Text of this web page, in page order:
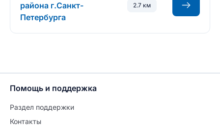
района г.Санкт-
Петербурга
2.7 км
Помощь и поддержка
Раздел поддержки
Контакты